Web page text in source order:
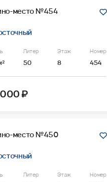
место №454
Литер
50
Этаж
8
Номер
454
₽
место №450
Литер Этаж Номер